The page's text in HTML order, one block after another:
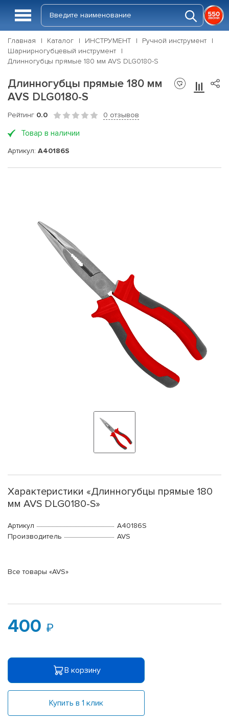
Главная Каталог ИНСТРУМЕНТ
Ручной инструмент
Шарнирногубцевый инструмент
Длинногубцы прямые 180 мм AVS DLG0180-S
Длинногубцы прямые 180 мм
AVS DLG0180-S
Рейтинг 0.0 0 отзывов
Товар в наличии
Артикул: A40186S
Характеристики «Длинногубцы прямые 180
мм AVS DLG0180-S»
Артикул
A40186S
Производитель
AVS
Все товары «AVS»
400
В корзину
Купить в 1 клик